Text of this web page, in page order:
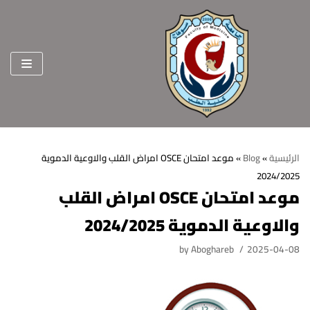
عن الكلية
الرؤية والرسالة
الهيكل التنظيمي
الأقسام العلمية
شئون التعليم والطلاب
هيئة التدريس
الرئيسية»
Blog
»
موعد امتحان OSCE امراض القلب والاوعية الدموية
2024/2025
موعد امتحان OSCE امراض القلب
والاوعية الدموية 2024/2025
byAboghareb 2025-04-08